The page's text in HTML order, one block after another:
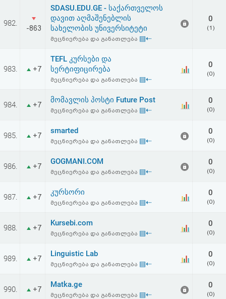
ავტორიზაცია
რეგისტრაცია
პაროლის
აღდგენა
სალიცენზიო
შეთანხმება
პასუხისმგებლობის
უარყოფა
982.
-863
SDASU.EDU.GE - საქართველოს
დავით აღმაშენებლის
სახელობის უნივერსიტეტი
მეცნიერება და განათლება ▤⇠
0
(1)
983. +7
TEFL კურსები და
სერტიფიცირება
მეცნიერება და განათლება ▤⇠
0
(0)
984. +7
მომავლის პოსტი Future Post
მეცნიერება და განათლება ▤⇠
0
(0)
985. +7
smarted
მეცნიერება და განათლება ▤⇠
0
(0)
986. +7
GOGMANI.COM
მეცნიერება და განათლება ▤⇠
0
(0)
987. +7
კურსორი
მეცნიერება და განათლება ▤⇠
0
(0)
988. +7
Kursebi.com
მეცნიერება და განათლება ▤⇠
0
(0)
989. +7
Linguistic Lab
მეცნიერება და განათლება ▤⇠
0
(0)
990. +7
Matka.ge
მეცნიერება და განათლება ▤⇠
0
(0)